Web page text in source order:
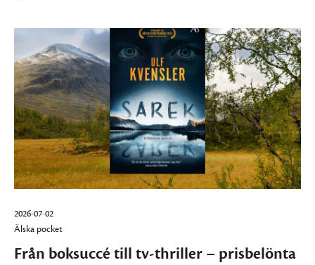
2026-07-02
Älska pocket
Från boksuccé till tv-thriller – prisbelönta